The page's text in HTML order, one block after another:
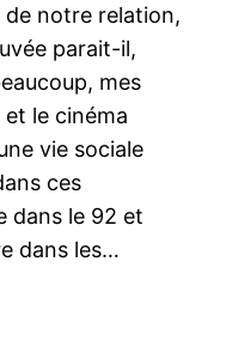
de notre relation,
parait-il,
mes
le cinéma
vie sociale
ces
dans le 92 et
dans les…